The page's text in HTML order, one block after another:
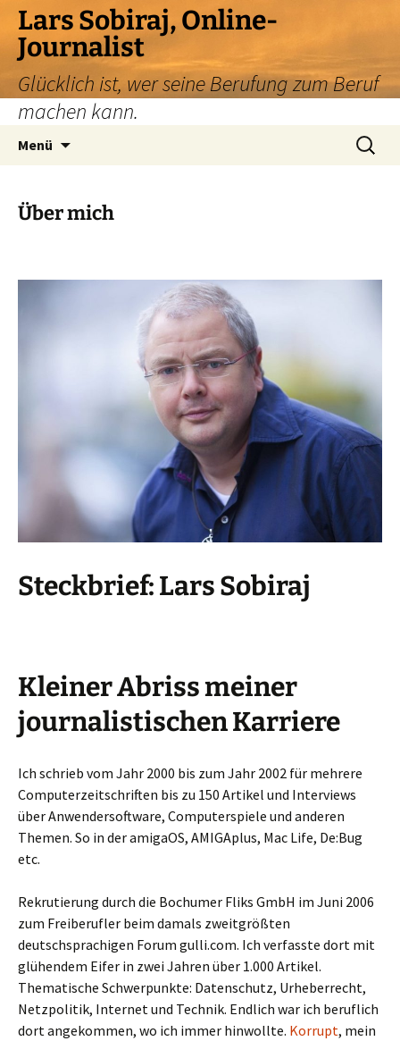
Zum
Inhalt
springen
Lars Sobiraj, Online-
Journalist
Glücklich ist, wer seine Berufung zum Beruf
machen kann.
Menü
Suchen
nach:
Über mich
Steckbrief: Lars Sobiraj
Kleiner Abriss meiner
journalistischen Karriere
Ich schrieb vom Jahr 2000 bis zum Jahr 2002 für mehrere
Computerzeitschriften bis zu 150 Artikel und Interviews
über Anwendersoftware, Computerspiele und anderen
Themen. So in der amigaOS, AMIGAplus, Mac Life, De:Bug
etc.
Rekrutierung durch die Bochumer Fliks GmbH im Juni 2006
zum Freiberufler beim damals zweitgrößten
deutschsprachigen Forum gulli.com. Ich verfasste dort mit
glühendem Eifer in zwei Jahren über 1.000 Artikel.
Thematische Schwerpunkte: Datenschutz, Urheberrecht,
Netzpolitik, Internet und Technik. Endlich war ich beruflich
dort angekommen, wo ich immer hinwollte. Korrupt, mein